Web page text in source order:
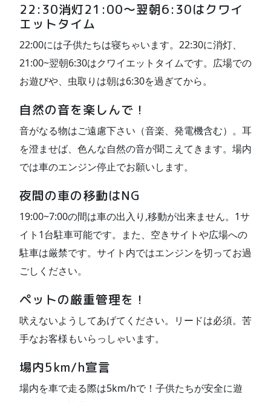
22:30消灯21:00〜翌朝6:30はクワイ
エットタイム
22:00には子供たちは寝ちゃいます。22:30に消灯、
21:00~翌朝6:30はクワイエットタイムです。広場での
お遊びや、虫取りは朝は6:30を過ぎてから。
自然の音を楽しんで！
音がなる物はご遠慮下さい（音楽、発電機含む）。耳
を澄ませば、色んな自然の音が聞こえてきます。場内
では車のエンジン停止でお願いします。
夜間の車の移動はNG
19:00~7:00の間は車の出入り,移動が出来ません。1サ
イト1台駐車可能です。また、空きサイトや広場への
駐車は厳禁です。サイト内ではエンジンを切ってお過
ごしください。
ペットの厳重管理を！
吠えないようしてあげてください。リードは必須。苦
手なお客様もいらっしゃいます。
場内5km/h宣言
場内を車で走る際は5km/hで！子供たちが安全に遊